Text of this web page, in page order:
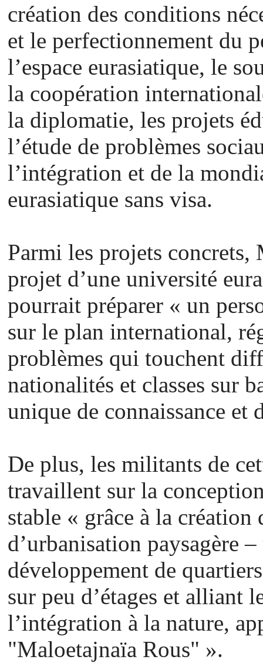
création des conditions
et le perfectionnement du
l’espace eurasiatique, le
la coopération
la diplomatie, les projets
l’étude de problèmes
l’intégration et de la
eurasiatique sans visa.
Parmi les projets
projet d’une université
pourrait préparer « un
sur le plan international,
problèmes qui touchent
nationalités et classes sur
unique de connaissance et
De plus, les militants de
travaillent sur la
stable « grâce à la création
d’urbanisation paysagère
développement de
sur peu d’étages et alliant
l’intégration à la nature,
"Maloetajnaïa Rous" ».